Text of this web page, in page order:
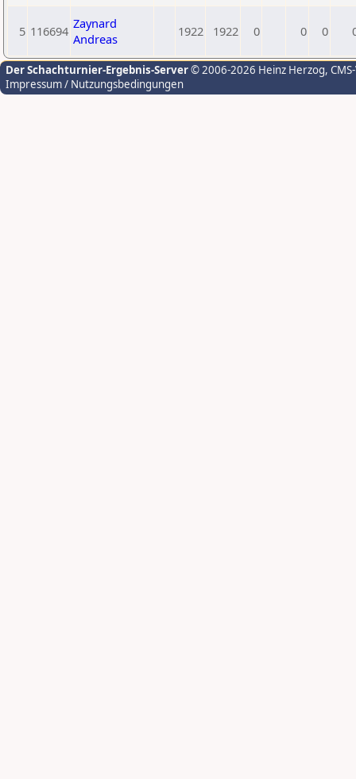
5 116694 Zaynard
Andreas
1922 1922 0 0 0
Der Schachturnier-Ergebnis-Server© 2006-2026 Heinz Herzog,
Impressum / Nutzungsbedingungen